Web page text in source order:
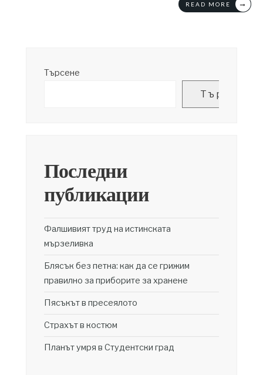
READ MORE →
Търсене
Търсене
Последни
публикации
Фалшивият труд на истинската
мързеливка
Блясък без петна: как да се грижим
правилно за приборите за хранене
Пясъкът в пресеялото
Страхът в костюм
Планът умря в Студентски град